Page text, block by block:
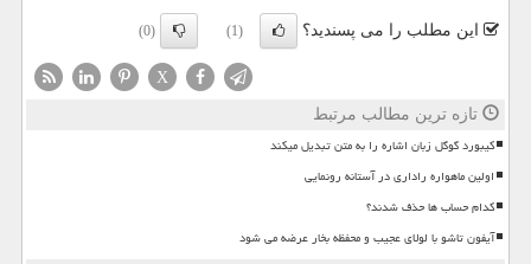
این مطلب را می پسندید؟ (1)
(0)
X
تازه ترین مطالب مرتبط
کیبورد گوگل زبان اشاره را به متن تبدیل میکند
اولین ماهواره راداری در آستانه رونمایی
کدام حساب ها حذف شدند؟
آیفون تاشو با لولای عجیب و محفظه بخار عرضه می شود